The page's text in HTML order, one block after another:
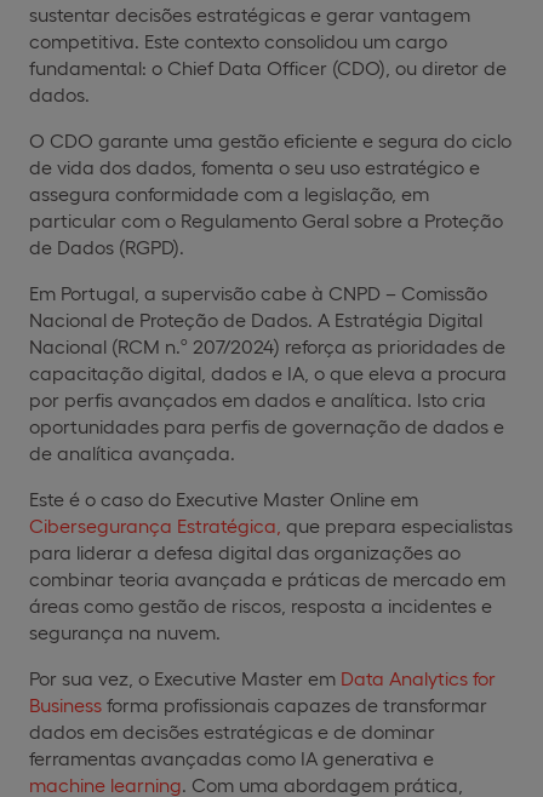
sustentar decisões estratégicas e gerar vantagem
competitiva. Este contexto consolidou um cargo
fundamental: o Chief Data Officer (CDO), ou diretor de
dados.
O CDO garante uma gestão eficiente e segura do ciclo
de vida dos dados, fomenta o seu uso estratégico e
assegura conformidade com a legislação, em
particular com o Regulamento Geral sobre a Proteção
de Dados (RGPD).
Em Portugal, a supervisão cabe à CNPD – Comissão
Nacional de Proteção de Dados. A Estratégia Digital
Nacional (RCM n.º 207/2024) reforça as prioridades de
capacitação digital, dados e IA, o que eleva a procura
por perfis avançados em dados e analítica. Isto cria
oportunidades para perfis de governação de dados e
de analítica avançada.
Este é o caso do Executive Master Online em
Cibersegurança Estratégica, que prepara especialistas
para liderar a defesa digital das organizações ao
combinar teoria avançada e práticas de mercado em
áreas como gestão de riscos, resposta a incidentes e
segurança na nuvem.
Por sua vez, o Executive Master em Data Analytics for
Business forma profissionais capazes de transformar
dados em decisões estratégicas e de dominar
ferramentas avançadas como IA generativa e
machine learning . Com uma abordagem prática,